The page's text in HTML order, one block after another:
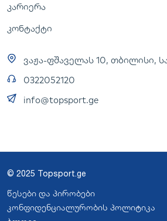
კარიერა
კონტაქტი
ვაჟა-ფშაველას 10, თბილისი,
0322052120
info@topsport.ge
© 2025 Topsport.ge
წესები და პირობები
კონფიდენციალურობის პოლიტიკა